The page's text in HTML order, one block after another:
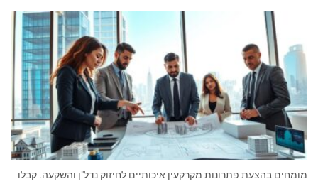
מומחים בהצעת פתרונות מקרקעין איכותיים לחיזוק נדל"ן והשקעה. קבלו